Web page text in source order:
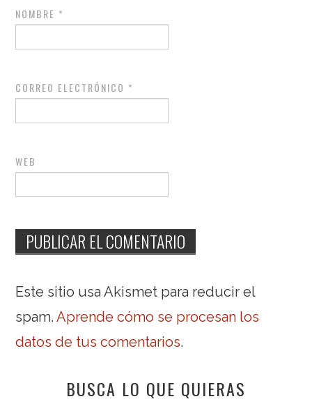
NOMBRE *
CORREO ELECTRÓNICO *
WEB
Este sitio usa Akismet para reducir el
spam.Aprende cómo se procesan los
datos de tus comentarios.
BUSCA LO QUE QUIERAS